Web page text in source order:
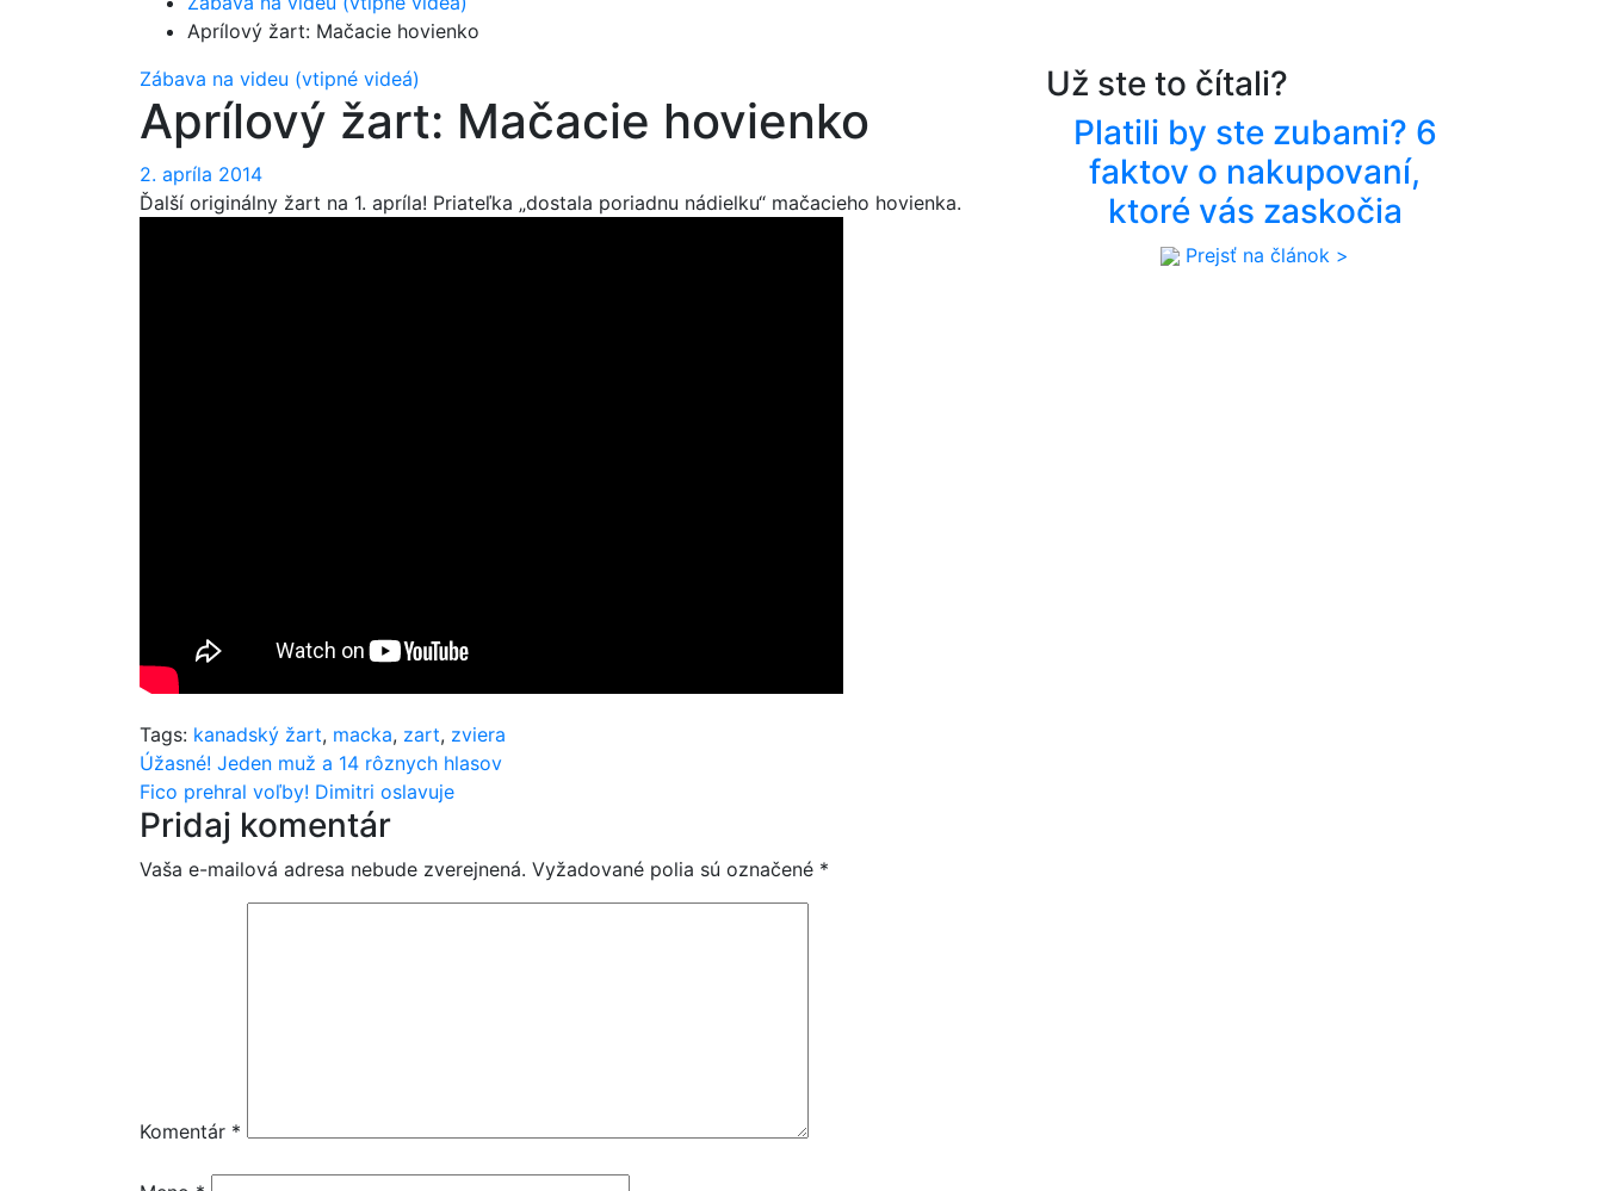
Aprílový žart: Mačacie hovienko
Zábava na videu (vtipné videá)
Aprílový žart: Mačacie hovienko
2. apríla 2014
Ďalší originálny žart na 1. apríla! Priateľka „dostala poriadnu nádielku“ mačacieho hovienka.
Tags: kanadský žart, macka, zart, zviera
Navigácia
v
článku
Úžasné! Jeden muž a 14 rôznych hlasov
Fico prehral voľby! Dimitri oslavuje
Pridaj komentár
Vaša e-mailová adresa nebude zverejnená. Vyžadované polia sú označené *
Komentár *
Už ste to čítali?
Platili by ste zubami? 6
faktov o nakupovaní,
ktoré vás zaskočia
Prejsť na článok >